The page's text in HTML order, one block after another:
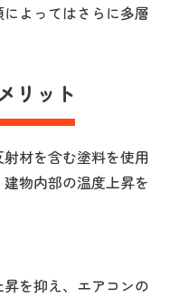
よってはさらに多層
リット
材を含む塗料を使用
物内部の温度上昇を
を抑え、エアコンの